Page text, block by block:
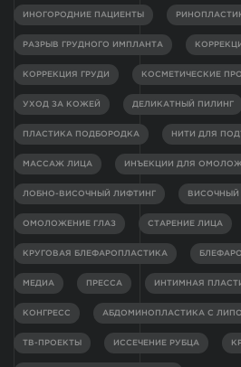
ИНОГОРОДНИЕ ПАЦИЕНТЫ
РАЗРЫВ ГРУДНОГО ИМПЛАНТА
КОРРЕКЦИЯ ГРУДИ КОСМЕТИЧЕСКИЕ
УХОД ЗА КОЖЕЙ ДЕЛИКАТНЫЙ ПИЛИНГ
ПЛАСТИКА ПОДБОРОДКА НИТИ ДЛЯ
МАССАЖ ЛИЦА ИНЪЕКЦИИ ДЛЯ
ЛОБНО-ВИСОЧНЫЙ ЛИФТИНГ ВИСОЧНЫЙ
ОМОЛОЖЕНИЕ ГЛАЗ СТАРЕНИЕ ЛИЦА
КРУГОВАЯ БЛЕФАРОПЛАСТИКА
МЕДИА ПРЕССА ИНТИМНАЯ
КОНГРЕСС АБДОМИНОПЛАСТИКА С
ТВ-ПРОЕКТЫ ИССЕЧЕНИЕ РУБЦА